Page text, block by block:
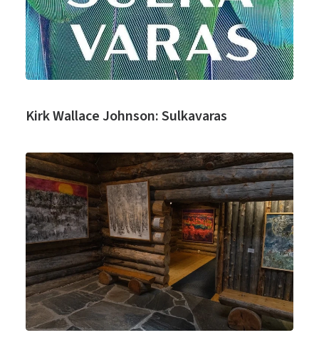
Kirk Wallace Johnson: Sulkavaras